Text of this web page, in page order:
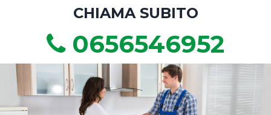
CHIAMA SUBITO
0656546952